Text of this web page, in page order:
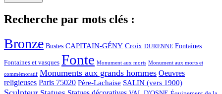
Recherche par mots clés :
Bronze Bustes CAPITAIN-GÉNY Croix DURENNE Fontaines
Fontaines et vasques Fonte Monument aux morts Monument aux morts et
commémoratif Monuments aux grands hommes Oeuvres
religieuses Paris 75020 Père-Lachaise SALIN (vers 1900)